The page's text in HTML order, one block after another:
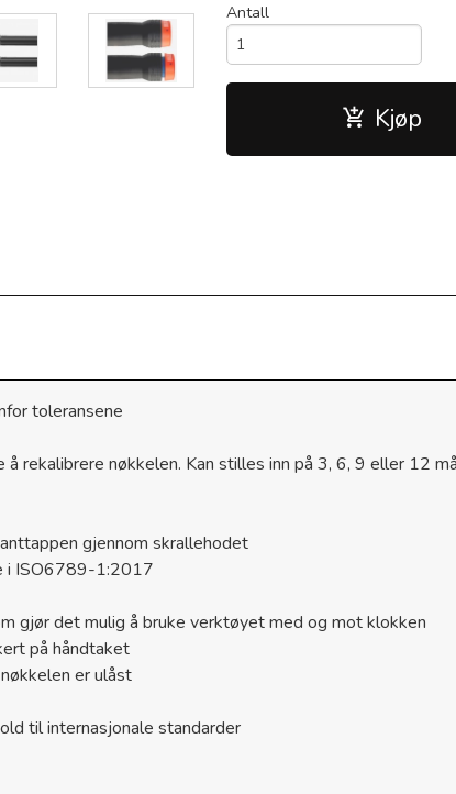
Antall
Kjøp
toleransene
rekalibrere nøkkelen. Kan stilles inn på 3, 6, 9 eller 12
gjennom skrallehodet
i ISO6789-1:2017
gjør det mulig å bruke verktøyet med og mot klokken
på håndtaket
er ulåst
til internasjonale standarder